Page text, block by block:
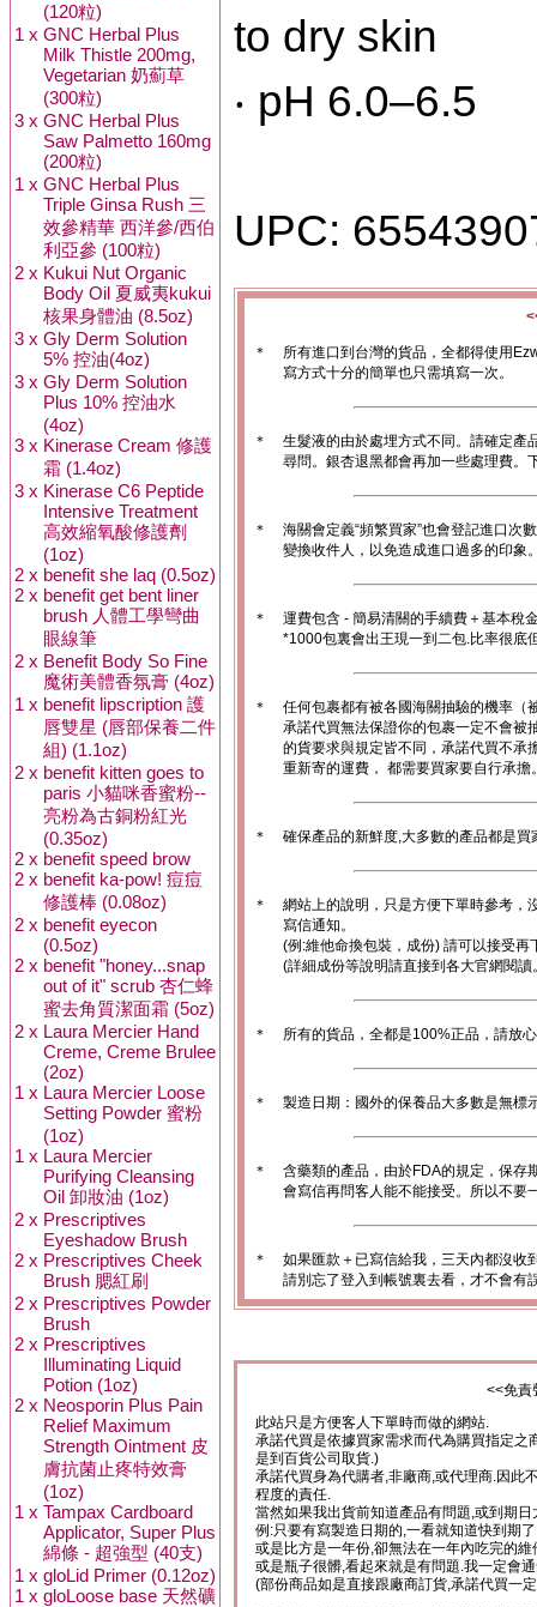
(120粒)
1 x GNC Herbal Plus
Milk Thistle 200mg,
Vegetarian 奶薊草
(300粒)
3 x GNC Herbal Plus
Saw Palmetto 160mg
(200粒)
1 x GNC Herbal Plus
Triple Ginsa Rush 三
效參精華 西洋參/西伯
利亞參 (100粒)
2 x Kukui Nut Organic
Body Oil 夏威夷kukui
核果身體油 (8.5oz)
3 x Gly Derm Solution
5% 控油(4oz)
3 x Gly Derm Solution
Plus 10% 控油水
(4oz)
3 x Kinerase Cream 修護
霜 (1.4oz)
3 x Kinerase C6 Peptide
Intensive Treatment
高效縮氧酸修護劑
(1oz)
2 x benefit she laq (0.5oz)
2 x benefit get bent liner
brush 人體工學彎曲
眼線筆
2 x Benefit Body So Fine
魔術美體香氛膏 (4oz)
1 x benefit lipscription 護
唇雙星 (唇部保養二件
組) (1.1oz)
2 x benefit kitten goes to
paris 小貓咪香蜜粉--
亮粉為古銅粉紅光
(0.35oz)
2 x benefit speed brow
2 x benefit ka-pow! 痘痘
修護棒 (0.08oz)
2 x benefit eyecon
(0.5oz)
2 x benefit "honey...snap
out of it" scrub 杏仁蜂
蜜去角質潔面霜 (5oz)
2 x Laura Mercier Hand
Creme, Creme Brulee
(2oz)
1 x Laura Mercier Loose
Setting Powder 蜜粉
(1oz)
1 x Laura Mercier
Purifying Cleansing
Oil 卸妝油 (1oz)
2 x Prescriptives
Eyeshadow Brush
2 x Prescriptives Cheek
Brush 腮紅刷
2 x Prescriptives Powder
Brush
2 x Prescriptives
Illuminating Liquid
Potion (1oz)
2 x Neosporin Plus Pain
Relief Maximum
Strength Ointment 皮
膚抗菌止疼特效膏
(1oz)
1 x Tampax Cardboard
Applicator, Super Plus
綿條 - 超強型 (40支)
1 x gloLid Primer (0.12oz)
1 x gloLoose base 天然礦
to dry skin
‧ pH 6.0–6.5
UPC:
＊
所有進口到台灣的貨品，全都得使用
寫方式十分的簡單也只需填寫一次。
＊
生髮液的由於處埋方式不同。請確定產
尋問。銀杏退黑都會再加一些處理費。
＊
海關會定義“頻繁買家”也會登記進口次
變換收件人，以免造成進口過多的印象
＊
運費包含 - 簡易清關的手續費＋基本稅
*1000包裏會出王現一到二包.比率很底
＊
任何包裹都有被各國海關抽驗的機率（
承諾代買無法保證你的包裹一定不會被
的貨要求與規定皆不同，承諾代買不承
重新寄的運費， 都需要買家要自行承擔
＊ 確保產品的新鮮度,大多數的產品都是
＊
網站上的說明，只是方便下單時參考，
寫信通知。
(例:維他命換包裝，成份) 請可以接受再
(詳細成份等說明請直接到各大官網閱讀
＊ 所有的貨品，全都是100%正品，請放
＊ 製造日期：國外的保養品大多數是無標
＊
含藥類的產品，由於FDA的規定，保存
會寫信再問客人能不能接受。所以不要
＊
如果匯款＋已寫信給我，三天內都沒收
請別忘了登入到帳號裏去看，才不會有
<<免責
此站只是方便客人下單時而做的網站.
承諾代買是依據買家需求而代為購買指定之
是到百貨公司取貨.)
承諾代買身為代購者,非廠商,或代理商.因此
程度的責任.
當然如果我出貨前知道產品有問題,或到期
例:只要有寫製造日期的,一看就知道快到期
或是比方是一年份,卻無法在一年內吃完的維
或是瓶子很髒,看起來就是有問題.我一定會
(部份商品如是直接跟廠商訂貨,承諾代買一